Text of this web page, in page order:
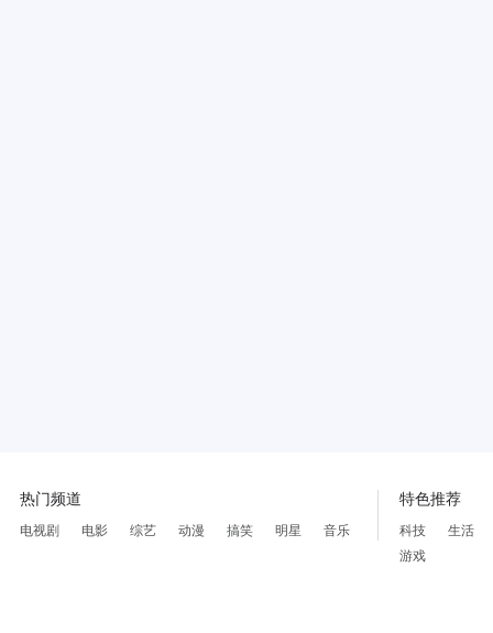
热门频道
电视剧 电影 综艺 动漫 搞笑 明星 音乐
特色推荐
科技
生活
游戏